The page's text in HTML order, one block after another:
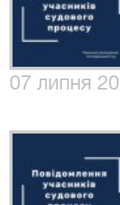
07 липня